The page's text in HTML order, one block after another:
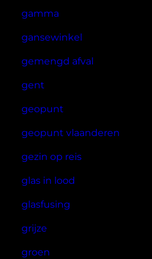
gamma
gansewinkel
gemengd afval
gent
geopunt
geopunt vlaanderen
gezin op reis
glas in lood
glasfusing
grijze
groen